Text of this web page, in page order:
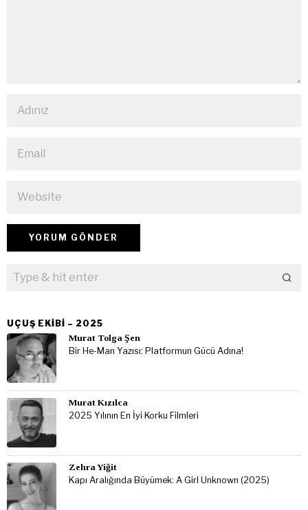
UÇUŞ EKIBI – 2025
Murat Tolga Şen
Bir He-Man Yazısı: Platformun Gücü Adına!
Murat Kızılca
2025 Yılının En İyi Korku Filmleri
Zehra Yiğit
Kapı Aralığında Büyümek: A Girl Unknown (2025)